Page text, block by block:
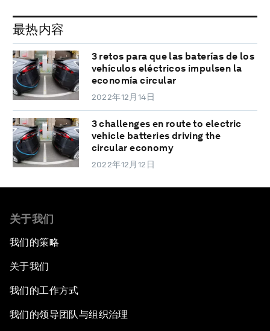
最热内容
3 retos para que las baterías de los
vehículos eléctricos impulsen la
economía circular
2022年12月14日
3 challenges en route to electric
vehicle batteries driving the
circular economy
2022年12月12日
关于我们
我们的策略
关于我们
我们的工作方式
我们的领导团队与组织治理